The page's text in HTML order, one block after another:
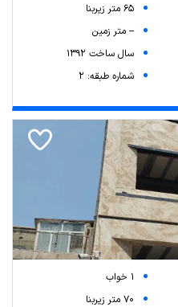
65 متر زیربنا
-- متر زمین
سال ساخت 1392
شماره طبقه: 2
1 خواب
70 متر زیربنا